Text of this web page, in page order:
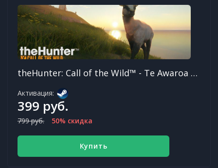
theHunter: Call of the Wild™ - Te Awaroa National Park DLC
Активация:
399 руб.
799 руб. 50% скидка
Купить